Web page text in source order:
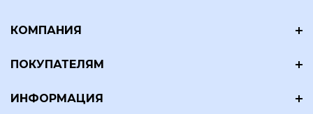
КОМПАНИЯ
ПОКУПАТЕЛЯМ
ИНФОРМАЦИЯ